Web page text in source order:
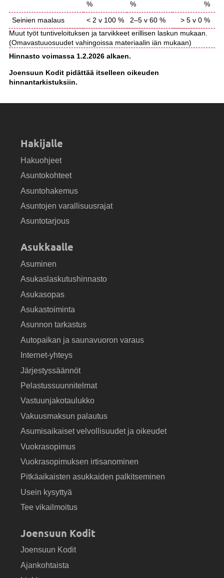
%
%
%
Seinien maalaus
< 2 v 100 % 2–5 v 60 %
> 5 v 0 %
Muut työt tuntiveloituksen ja tarvikkeet erillisen laskun mukaan.
(Omavastuuosuudet vahingoissa materiaalin iän mukaan)
Hinnasto voimassa 1.2.2026 alkaen.
Joensuun Kodit pidättää itselleen oikeuden
hinnantarkistuksiin.
Hakijalle
Hakuohjeet
Asuntokohteet
Asuntohakemus
Asuntojen varallisuusrajat
Asuntotarjous
Asukkaalle
Asuminen
Asukaslaskutushinnasto
Asukasopas
Asukastoiminta
Asunnon tarkastus
Autopaikan ja saunavuoron varaus
Internet-yhteys
Järjestyssäännöt
Pelastussuunnitelmat
Vastuunjakotaulukko
Vakuusmaksun palautus
Asumisaikaiset velvollisuudet ja oikeudet
Vuokrasopimus
Vuokrasopimuksen irtisanominen
Pitkäaikaisten asukkaiden palkitseminen
Usein kysyttyä
Tee vikailmoitus
Joensuun Kodit
Joensuun Kodit
Ajankohtaista